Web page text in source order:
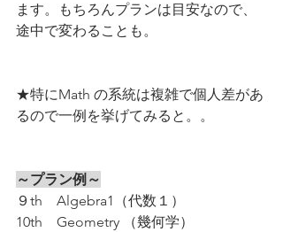
ます。もちろんプランは目安なので、
途中で変わることも。
★特にMath の系統は複雑で個人差があ
るので一例を挙げてみると。。
～プラン例～
９th　Algebra1（代数１）
10th　Geometry （幾何学）